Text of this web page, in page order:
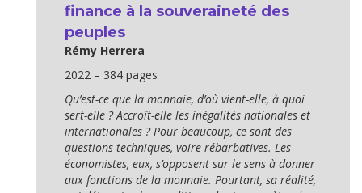
finance à la souveraineté des
peuples
Rémy Herrera
2022 – 384 pages
Qu’est-ce que la monnaie, d’où vient-elle, à quoi
sert-elle ? Accroît-elle les inégalités nationales et
internationales ? Pour beaucoup, ce sont des
questions techniques, voire rébarbatives. Les
économistes, eux, s’opposent sur le sens à donner
aux fonctions de la monnaie. Pourtant, sa réalité,